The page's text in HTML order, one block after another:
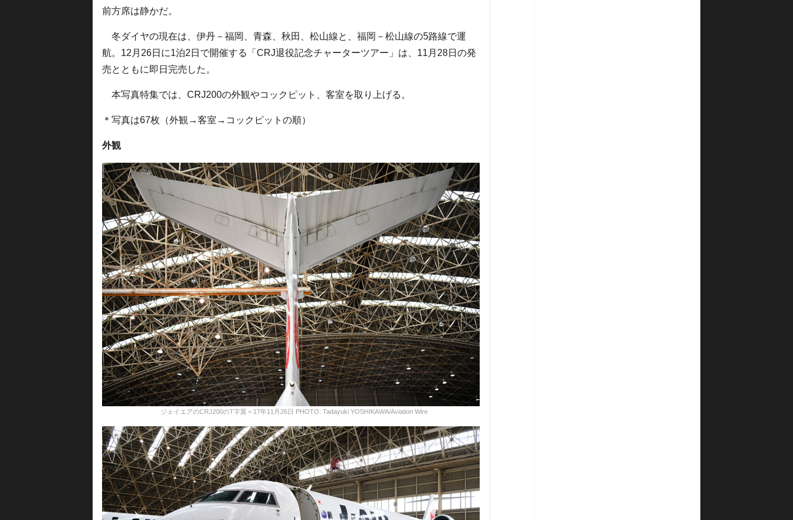
前方席は静かだ。
冬ダイヤの現在は、伊丹－福岡、青森、秋田、松山線と、福岡－松山線の5路線で運
航。12月26日に1泊2日で開催する「CRJ退役記念チャーターツアー」は、11月28日の発
売とともに即日完売した。
本写真特集では、CRJ200の外観やコックピット、客室を取り上げる。
＊写真は67枚（外観→客室→コックピットの順）
外観
ジェイエアのCRJ200のT字翼＝17年11月26日 PHOTO: Tadayuki YOSHIKAWA/Aviation Wire